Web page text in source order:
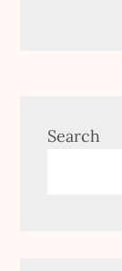
Search